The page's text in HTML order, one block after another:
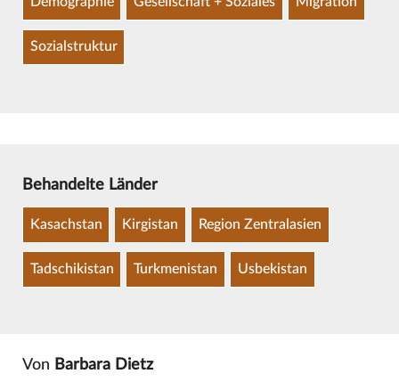
Sozialstruktur
Behandelte Länder
Kasachstan Kirgistan Region Zentralasien
Tadschikistan Turkmenistan Usbekistan
Von Barbara Dietz